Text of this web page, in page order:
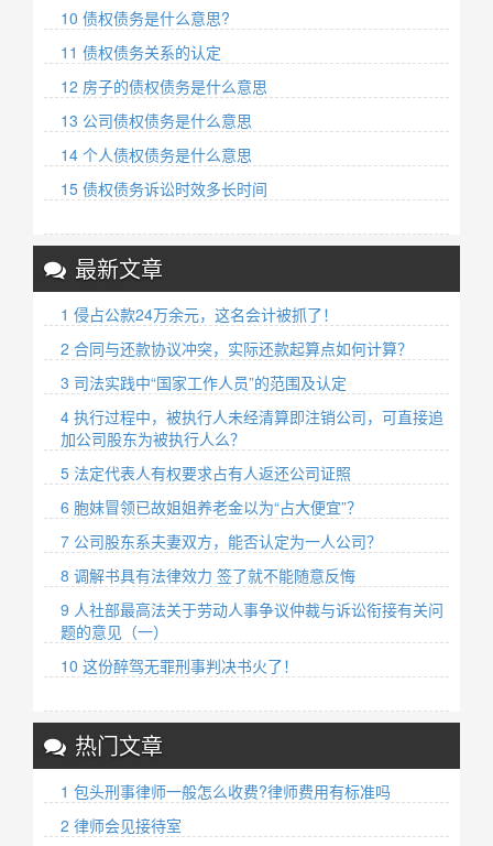
10 债权债务是什么意思?
11 债权债务关系的认定
12 房子的债权债务是什么意思
13 公司债权债务是什么意思
14 个人债权债务是什么意思
15 债权债务诉讼时效多长时间
最新文章
1 侵占公款24万余元，这名会计被抓了！
2 合同与还款协议冲突，实际还款起算点如何计算？
3 司法实践中“国家工作人员”的范围及认定
4 执行过程中，被执行人未经清算即注销公司，可直接追
加公司股东为被执行人么？
5 法定代表人有权要求占有人返还公司证照
6 胞妹冒领已故姐姐养老金以为“占大便宜”？
7 公司股东系夫妻双方，能否认定为一人公司？
8 调解书具有法律效力 签了就不能随意反悔
9 人社部最高法关于劳动人事争议仲裁与诉讼衔接有关问
题的意见（一）
10 这份醉驾无罪刑事判决书火了！
热门文章
1 包头刑事律师一般怎么收费?律师费用有标准吗
2 律师会见接待室